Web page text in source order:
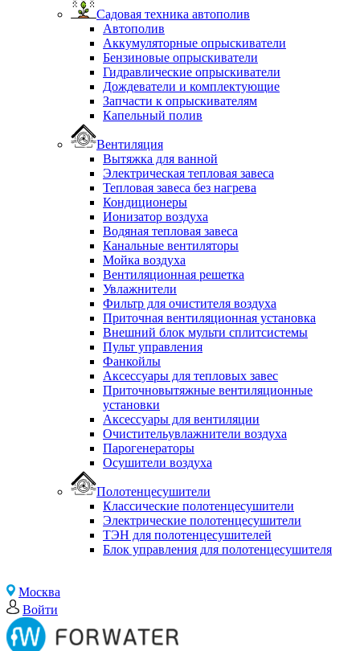
Садовая техника автополив
Автополив
Аккумуляторные опрыскиватели
Бензиновые опрыскиватели
Гидравлические опрыскиватели
Дождеватели и комплектующие
Запчасти к опрыскивателям
Капельный полив
Вентиляция
Вытяжка для ванной
Электрическая тепловая завеса
Тепловая завеса без нагрева
Кондиционеры
Ионизатор воздуха
Водяная тепловая завеса
Канальные вентиляторы
Мойка воздуха
Вентиляционная решетка
Увлажнители
Фильтр для очистителя воздуха
Приточная вентиляционная установка
Внешний блок мульти сплитсистемы
Пульт управления
Фанкойлы
Аксессуары для тепловых завес
Приточновытяжные вентиляционные
установки
Аксессуары для вентиляции
Очистительувлажнители воздуха
Парогенераторы
Осушители воздуха
Полотенцесушители
Классические полотенцесушители
Электрические полотенцесушители
ТЭН для полотенцесушителей
Блок управления для полотенцесушителя
Москва
Войти